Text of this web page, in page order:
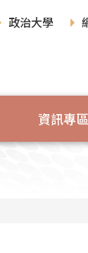
政治大學
資訊專區